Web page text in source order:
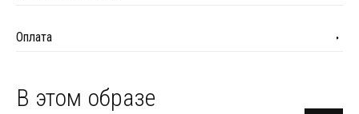
Оплата
В этом образе